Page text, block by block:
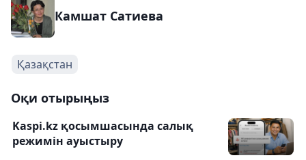
Камшат Сатиева
Қазақстан
Оқи отырыңыз
Kaspi.kz қосымшасында салық
режимін ауыстыру